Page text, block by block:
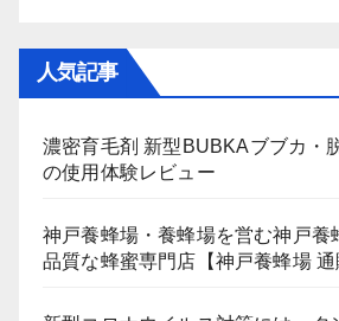
人気記事
濃密育毛剤 新型BUBKAブブカ・
の使用体験レビュー
神戸養蜂場・養蜂場を営む神戸養
品質な蜂蜜専門店【神戸養蜂場 通